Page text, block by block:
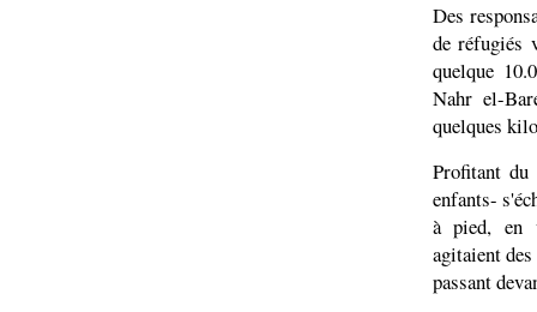
Des
de réfugiés
quelque
Nahr el-
quelques
Profitant du
enfants-
à pied, en
agitaient
passant